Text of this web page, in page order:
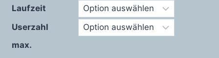
Laufzeit
Userzahl
max.